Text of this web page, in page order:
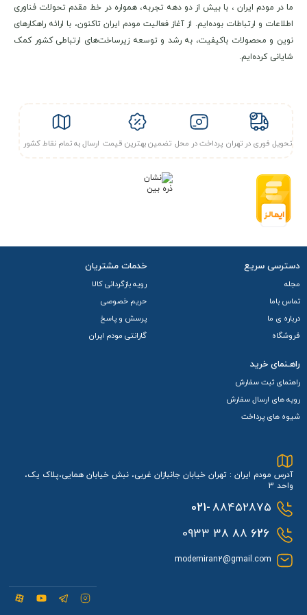
توصیه مهم:
برای تکمیل فرایند فعال‌سازی سیم‌کارت، ضروری است
پس از خرید، از طریق پیامرسان های داخلی مدارک مورد نیاز را
تیم پشتیبانی ما در سریع‌ترین زمان ممکن راهنمایی‌های لازم را در
اختیارتان قرار می‌دهد.
ما در مودم ایران ، با بیش از دو دهه تجربه، همواره در خط مقدم تحولات فناوری
اطلاعات و ارتباطات بوده‌ایم. از آغاز فعالیت مودم ایران تاکنون، با ارائه راهکارهای
نوین و محصولات باکیفیت، به رشد و توسعه زیرساخت‌های ارتباطی کشور کمک
شایانی کرده‌ایم.
تحویل فوری در تهران پرداخت در محل تضمین بهترین قیمت ارسال به تمام نقاط کشور
دسترسی سریع
مجله
تماس باما
درباره ی ما
فروشگاه
خدمات مشتریان
رویه بازگردانی کالا
حریم خصوصی
پرسش و پاسخ
گارانتی مودم ایران
راهـنمای خرید
راهنمای ثبت سفارش
رویه های ارسال سفارش
شیوه های پرداخت
آدرس مودم ایران : تهران خیابان جانبازان غربی، نبش خیابان همایی،پلاک یک،
واحد 3
021-88452875
626
88 38 0933
modemiran2@gmail.com